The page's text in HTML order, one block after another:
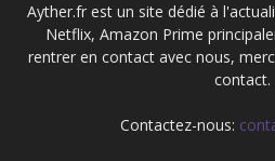
Ayther.fr est un site dédié à
Netflix, Amazon Prime
rentrer en contact avec nous,
contact.
Contactez-nous: